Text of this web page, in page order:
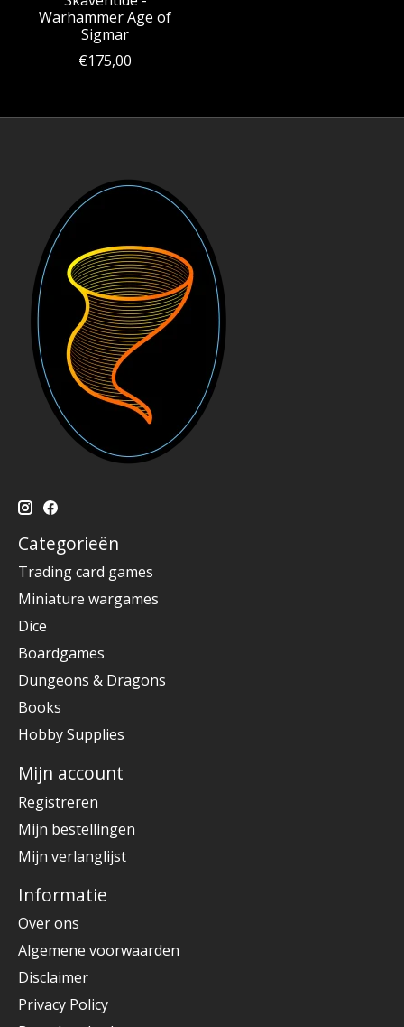
Warhammer Age of
Sigmar
€175,00
Categorieën
Trading card games
Miniature wargames
Dice
Boardgames
Dungeons & Dragons
Books
Hobby Supplies
Mijn account
Registreren
Mijn bestellingen
Mijn verlanglijst
Informatie
Over ons
Algemene voorwaarden
Disclaimer
Privacy Policy